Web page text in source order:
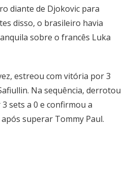
diante de Djokovic para
disso, o brasileiro havia
sobre o francês Luka
estreou com vitória por 3
Na sequência, derrotou
sets a 0 e confirmou a
superar Tommy Paul.